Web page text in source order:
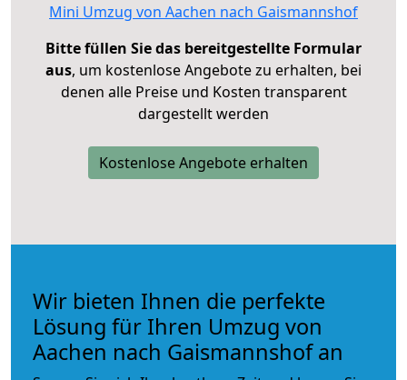
Mini Umzug von Aachen nach Gaismannshof
Bitte füllen Sie das bereitgestellte Formular
aus, um kostenlose Angebote zu erhalten, bei
denen alle Preise und Kosten transparent
dargestellt werden
Kostenlose Angebote erhalten
Wir bieten Ihnen die perfekte
Lösung für Ihren Umzug von
Aachen nach Gaismannshof an